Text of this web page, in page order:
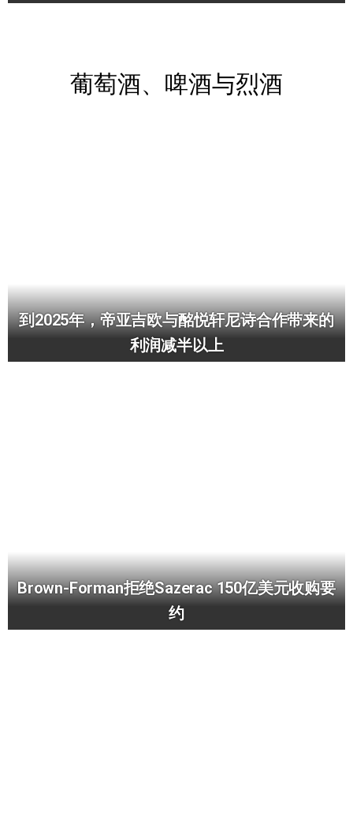
葡萄酒、啤酒与烈酒
到2025年，帝亚吉欧与酩悦轩尼诗合作带来的
利润减半以上
Brown-Forman拒绝Sazerac 150亿美元收购要
约